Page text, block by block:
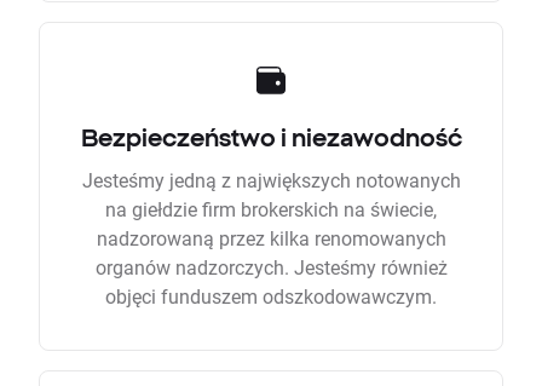
Bezpieczeństwo i niezawodność
Jesteśmy jedną z największych notowanych
na giełdzie firm brokerskich na świecie,
nadzorowaną przez kilka renomowanych
organów nadzorczych. Jesteśmy również
objęci funduszem odszkodowawczym.